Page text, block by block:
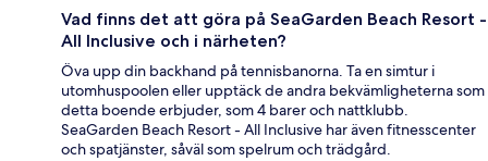
Vad finns det att göra på SeaGarden Beach Resort -
All Inclusive och i närheten?
Öva upp din backhand på tennisbanorna. Ta en simtur i
utomhuspoolen eller upptäck de andra bekvämligheterna som
detta boende erbjuder, som 4 barer och nattklubb.
SeaGarden Beach Resort - All Inclusive har även fitnesscenter
och spatjänster, såväl som spelrum och trädgård.